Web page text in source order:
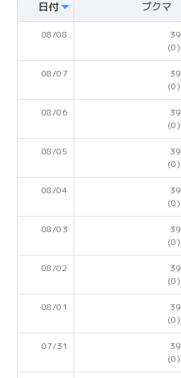
日付 ブクマ
08/08
39
(0)
08/07
39
(0)
08/06
39
(0)
08/05
39
(0)
08/04
39
(0)
08/03
39
(0)
08/02
39
(0)
08/01
39
(0)
07/31
39
(0)